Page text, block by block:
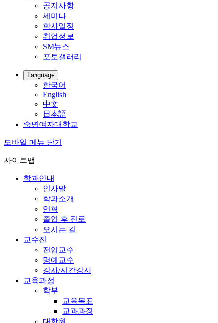
공지사항
세미나
학사일정
취업정보
SM뉴스
포토갤러리
Language
한국어
English
中文
日本語
숙명여자대학교
모바일 메뉴 닫기
사이트맵
학과안내
인사말
학과소개
연혁
졸업 후 진로
오시는 길
교수진
전임교수
명예교수
강사/시간강사
교육과정
학부
교육목표
교과과정
대학원